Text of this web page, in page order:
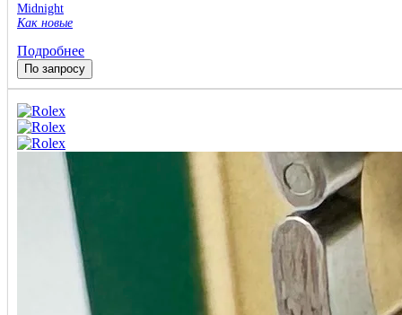
Midnight
Как новые
Подробнее
По запросу